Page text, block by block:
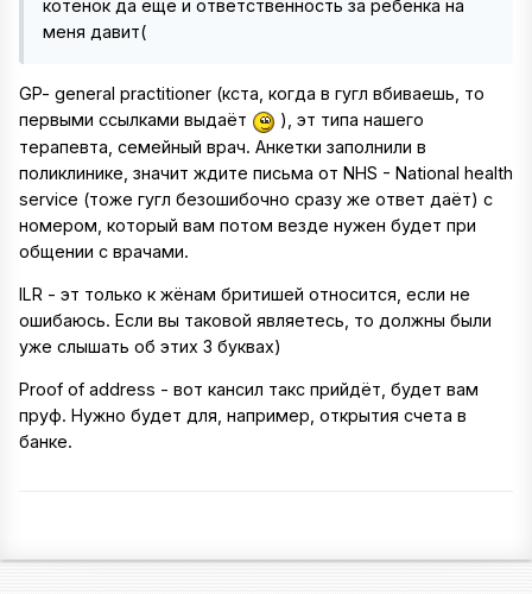
котенок да еще и ответственность за ребенка на
меня давит(
GP- general practitioner (кста, когда в гугл вбиваешь, то
первыми ссылками выдаёт
), эт типа нашего
терапевта, семейный врач. Анкетки заполнили в
поликлинике, значит ждите письма от NHS - National health
service (тоже гугл безошибочно сразу же ответ даёт) с
номером, который вам потом везде нужен будет при
общении с врачами.
ILR - эт только к жёнам бритишей относится, если не
ошибаюсь. Если вы таковой являетесь, то должны были
уже слышать об этих 3 буквах)
Proof of address - вот кансил такс прийдёт, будет вам
пруф. Нужно будет для, например, открытия счета в
банке.